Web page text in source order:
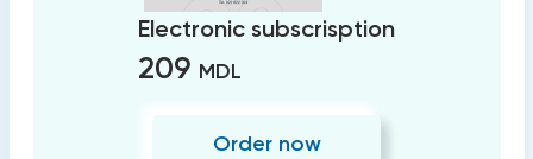
Electronic subscrisption
209 MDL
Order now